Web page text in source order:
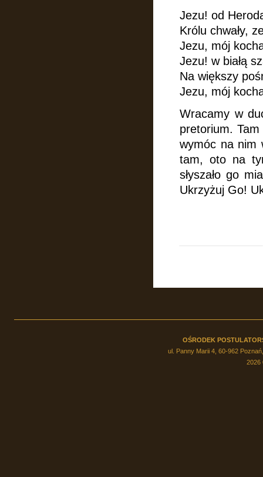
Jezu! od
Królu chwały,
Jezu, mój
Jezu! w białą
Na większy
Jezu, mój
Wracamy w
pretorium.
wymóc na nim
tam, oto na
słyszało go
Ukrzyżuj Go!
OŚRODEK
ul. Panny Marii 4, 60-962
2026